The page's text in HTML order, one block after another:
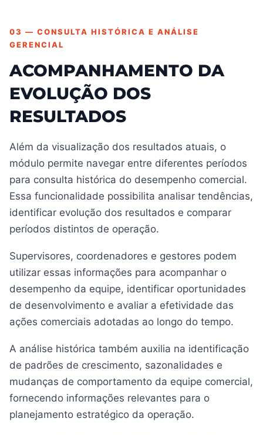
03 — CONSULTA HISTÓRICA E ANÁLISE
GERENCIAL
ACOMPANHAMENTO DA
EVOLUÇÃO DOS
RESULTADOS
Além da visualização dos resultados atuais, o
módulo permite navegar entre diferentes períodos
para consulta histórica do desempenho comercial.
Essa funcionalidade possibilita analisar tendências,
identificar evolução dos resultados e comparar
períodos distintos de operação.
Supervisores, coordenadores e gestores podem
utilizar essas informações para acompanhar o
desempenho da equipe, identificar oportunidades
de desenvolvimento e avaliar a efetividade das
ações comerciais adotadas ao longo do tempo.
A análise histórica também auxilia na identificação
de padrões de crescimento, sazonalidades e
mudanças de comportamento da equipe comercial,
fornecendo informações relevantes para o
planejamento estratégico da operação.